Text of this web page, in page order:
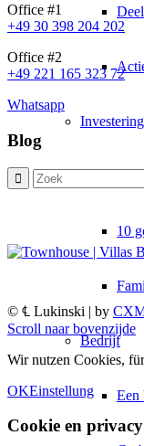
Investering
10
Bedrijf
Een
Office #1
+49 30 398 204 202
Office #2
+49 221 165 323 72
Whatsapp
Blog
© ℄ Lukinski | by
Scroll naar bovenzijde
Wir nutzen Cookies,
OKEinstellung
Cookie en